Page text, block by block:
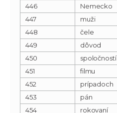
446
Nemecko
447
muži
448
čele
449
dôvod
450
spoločností
451
filmu
452
prípadoch
453
pán
454
rokovaní